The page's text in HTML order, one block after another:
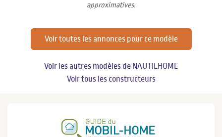
approximatives.
Voir toutes les annonces pour ce modèle
Voir les autres modèles de NAUTILHOME
Voir tous les constructeurs